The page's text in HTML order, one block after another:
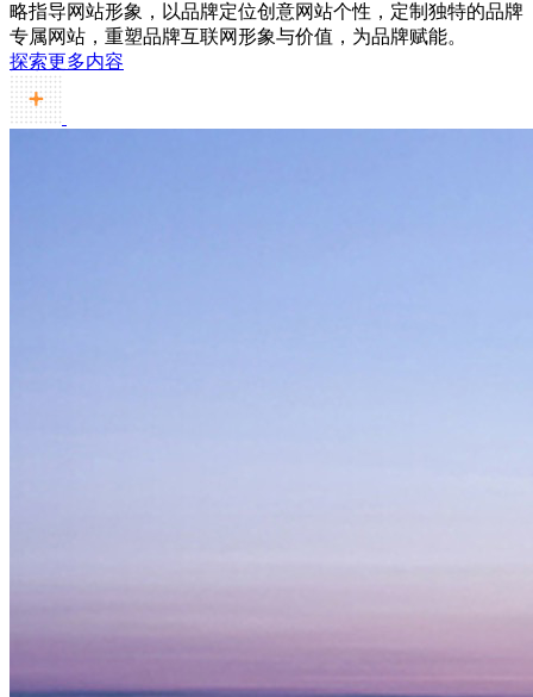
略指导网站形象，以品牌定位创意网站个性，定制独特的品牌
专属网站，重塑品牌互联网形象与价值，为品牌赋能。
探索更多内容